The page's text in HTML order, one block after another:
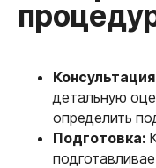
детальную
определить
Подготовка:
RF-